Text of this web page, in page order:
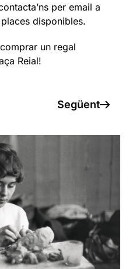
per email a
disponibles.
un regal
Reial!
Següent